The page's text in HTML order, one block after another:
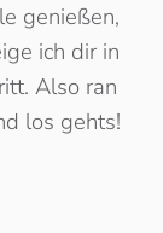
genießen,
ich dir in
Also ran
los gehts!